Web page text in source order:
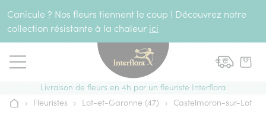
Canicule ? Nos fleurs tiennent le coup ! Découvrez notre
collection résistante à la chaleur ici
Livraison de fleurs en 4h par un fleuriste Interflora
Accueil
› Fleuristes › Lot-et-Garonne (47) › Castelmoron-sur-Lot